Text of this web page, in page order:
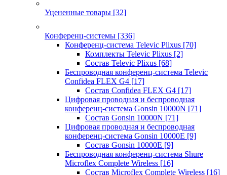
Уцененные товары [32]
Конференц-системы [336]
Конференц-система Televic Plixus [70]
Комплекты Televic Plixus [2]
Состав Televic Plixus [68]
Беспроводная конференц-система Televic
Confidea FLEX G4 [17]
Состав Confidea FLEX G4 [17]
Цифровая проводная и беспроводная
конференц-система Gonsin 10000N [71]
Состав Gonsin 10000N [71]
Цифровая проводная и беспроводная
конференц-система Gonsin 10000E [9]
Состав Gonsin 10000E [9]
Беспроводная конференц-система Shure
Microflex Complete Wireless [16]
Состав Microflex Complete Wireless [16]